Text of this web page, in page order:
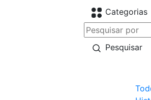
Pesquisar